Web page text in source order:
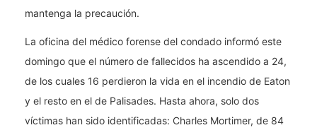
mantenga la precaución.
La oficina del médico forense del condado informó este
domingo que el número de fallecidos ha ascendido a 24,
de los cuales 16 perdieron la vida en el incendio de Eaton
y el resto en el de Palisades. Hasta ahora, solo dos
víctimas han sido identificadas: Charles Mortimer, de 84